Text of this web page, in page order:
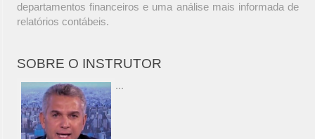
departamentos financeiros e uma análise mais informada de
relatórios contábeis.
SOBRE O INSTRUTOR
...